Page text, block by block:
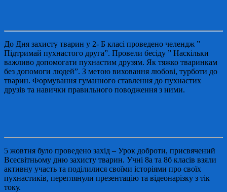
До Дня захисту тварин у 2- Б класі проведено челендж ”
Підтримай пухнастого друга”. Провели бесіду ” Наскільки
важливо допомогати пухнастим друзям. Як тяжко тваринкам
без допомоги людей”. З метою виховання любові, турботи до
тварин. Формування гуманного ставлення до пухнастих
друзів та навички правильного поводження з ними.
5 жовтня було проведено захід – Урок доброти, присвячений
Всесвітньому дню захисту тварин. Учні 8а та 8б класів взяли
активну участь та поділилися своїми історіями про своїх
пухнастиків, переглянули презентацію та відеонарізку з тік
току.